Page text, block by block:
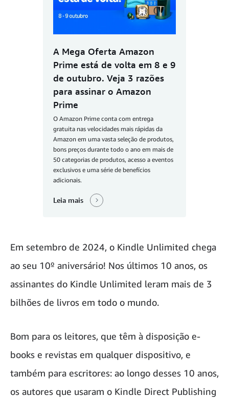
A Mega Oferta Amazon
Prime está de volta em 8 e 9
de outubro. Veja 3 razões
para assinar o Amazon
Prime
O Amazon Prime conta com entrega
gratuita nas velocidades mais rápidas da
Amazon em uma vasta seleção de produtos,
bons preços durante todo o ano em mais de
50 categorias de produtos, acesso a eventos
exclusivos e uma série de benefícios
adicionais.
Leia mais
Em setembro de 2024, o Kindle Unlimited chega
ao seu 10º aniversário! Nos últimos 10 anos, os
assinantes do Kindle Unlimited leram mais de 3
bilhões de livros em todo o mundo.
Bom para os leitores, que têm à disposição e-
books e revistas em qualquer dispositivo, e
também para escritores: ao longo desses 10 anos,
os autores que usaram o Kindle Direct Publishing